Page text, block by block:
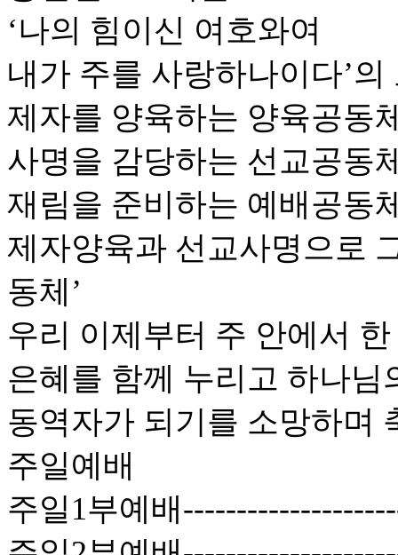
‘나의 힘이신 여호와여
내가 주를 사랑하나이다’의
제자를 양육하는 양육공동
사명을 감당하는 선교공동
재림을 준비하는 예배공동
제자양육과 선교사명으로
동체’
우리 이제부터 주 안에서
은혜를 함께 누리고 하나님
동역자가 되기를 소망하며
주일예배
주일1부예배